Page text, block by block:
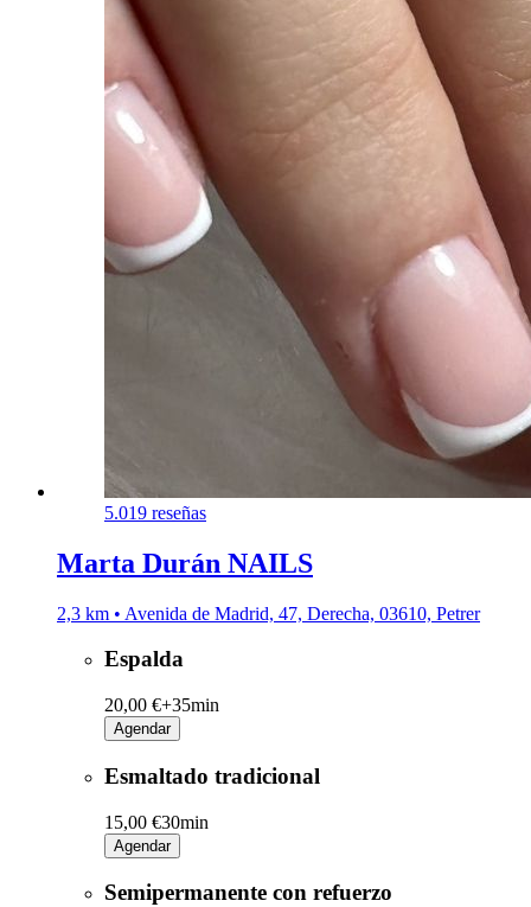
5.019 reseñas
Marta Durán NAILS
2,3 km • Avenida de Madrid, 47, Derecha, 03610, Petrer
Espalda
20,00 €+35min
Agendar
Esmaltado tradicional
15,00 €30min
Agendar
Semipermanente con refuerzo